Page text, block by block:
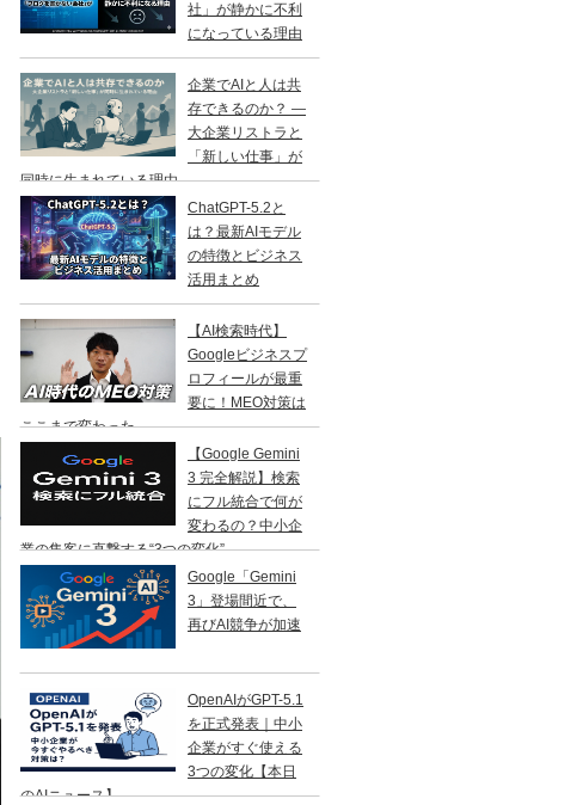
社」が静かに不利
になっている理由
企業でAIと人は共
存できるのか？ ―
大企業リストラと
「新しい仕事」が
同時に生まれている理由 ―
ChatGPT-5.2と
は？最新AIモデル
の特徴とビジネス
活用まとめ
【AI検索時代】
Googleビジネスプ
ロフィールが最重
要に！MEO対策は
ここまで変わった
【Google Gemini
3 完全解説】検索
にフル統合で何が
変わるの？中小企
業の集客に直撃する“3つの変化”
Google「Gemini
3」登場間近で、
再びAI競争が加速
OpenAIがGPT-5.1
を正式発表｜中小
企業がすぐ使える
3つの変化【本日
のAIニュース】